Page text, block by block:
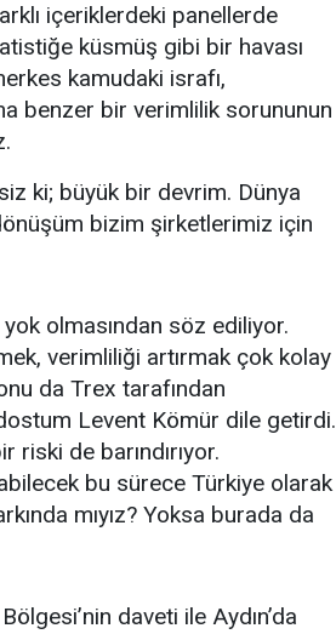
içeriklerdeki panellerde
küsmüş gibi bir havası
kamudaki israfı,
benzer bir verimlilik sorununun
ki; büyük bir devrim. Dünya
bizim şirketlerimiz için
olmasından söz ediliyor.
verimliliği artırmak çok kolay
da Trex tarafından
Levent Kömür dile getirdi.
riski de barındırıyor.
bu sürece Türkiye olarak
mıyız? Yoksa burada da
daveti ile Aydın’da